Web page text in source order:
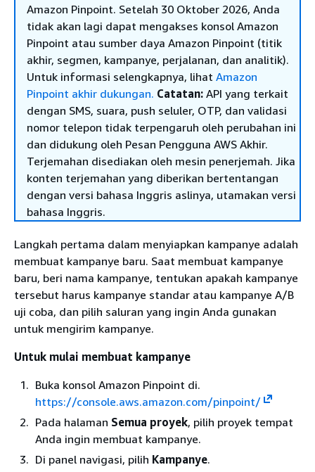
Amazon Pinpoint. Setelah 30 Oktober 2026, Anda
tidak akan lagi dapat mengakses konsol Amazon
Pinpoint atau sumber daya Amazon Pinpoint (titik
akhir, segmen, kampanye, perjalanan, dan analitik).
Untuk informasi selengkapnya, lihat Amazon
Pinpoint akhir dukungan. Catatan: API yang terkait
dengan SMS, suara, push seluler, OTP, dan validasi
nomor telepon tidak terpengaruh oleh perubahan ini
dan didukung oleh Pesan Pengguna AWS Akhir.
Terjemahan disediakan oleh mesin penerjemah. Jika
konten terjemahan yang diberikan bertentangan
dengan versi bahasa Inggris aslinya, utamakan versi
bahasa Inggris.
Langkah pertama dalam menyiapkan kampanye adalah
membuat kampanye baru. Saat membuat kampanye
baru, beri nama kampanye, tentukan apakah kampanye
tersebut harus kampanye standar atau kampanye A/B
uji coba, dan pilih saluran yang ingin Anda gunakan
untuk mengirim kampanye.
Untuk mulai membuat kampanye
Buka konsol Amazon Pinpoint di.
https://console.aws.amazon.com/pinpoint/
Pada halaman Semua proyek, pilih proyek tempat
Anda ingin membuat kampanye.
Di panel navigasi, pilih Kampanye.